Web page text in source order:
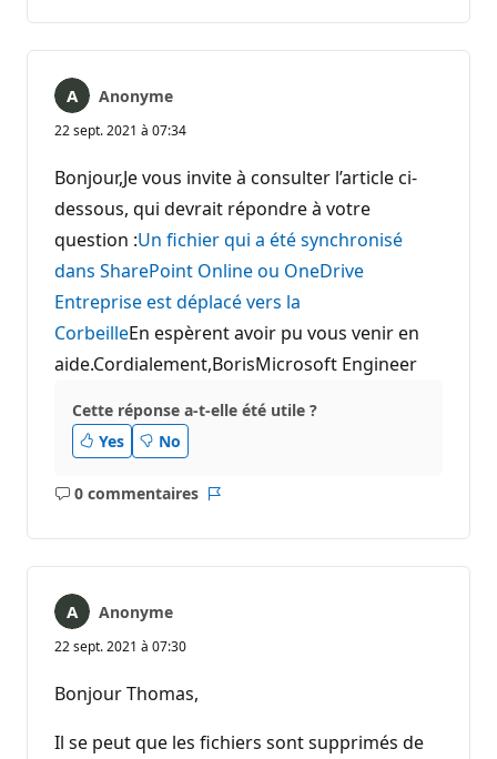
Anonyme
22 sept. 2021 à 07:34
Bonjour,Je vous invite à consulter l’article ci-
dessous, qui devrait répondre à votre
question :Un fichier qui a été synchronisé
dans SharePoint Online ou OneDrive
Entreprise est déplacé vers la
CorbeilleEn espèrent avoir pu vous venir en
aide.Cordialement,BorisMicrosoft Engineer
Cette réponse a-t-elle été utile ?
Yes
No
0 commentaires
Aucun
Anonyme
22 sept. 2021 à 07:30
Bonjour Thomas,
Il se peut que les fichiers sont supprimés de